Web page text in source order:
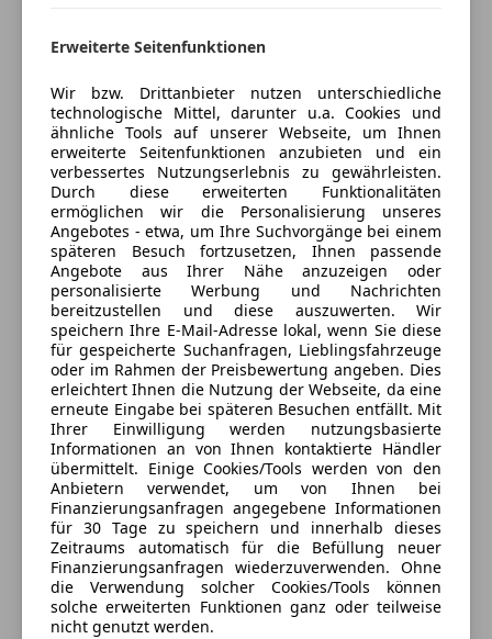
Notrufsystem
Seitenairbag
Servolenkung
Spurhalteassistent
Traktionskontrolle
Verkehrszeichenerkennung
Zentralverriegelung mit Funkfernbedienung
Extras
Alufelgen (17")
Dachreling
Elektronische Parkbremse
Touchscreen
Sternebewertung 5 von 5
5Sterne
(100% Weiterempfehlungen)
Anbieter auf AutoScout24 seit 2011
Ziegeleistrasse 6,
9400 Wolfsberg, AT
Kontakt
Alle Fahrzeuge des Anbieters
Anbieter kontaktieren
Deine Nachricht
Erweiterte Seitenfunktionen
Wir bzw. Drittanbieter nutzen unterschiedliche
technologische Mittel, darunter u.a. Cookies und
ähnliche Tools auf unserer Webseite, um Ihnen
erweiterte Seitenfunktionen anzubieten und ein
verbessertes Nutzungserlebnis zu gewährleisten.
Durch diese erweiterten Funktionalitäten
ermöglichen wir die Personalisierung unseres
Angebotes - etwa, um Ihre Suchvorgänge bei einem
späteren Besuch fortzusetzen, Ihnen passende
Angebote aus Ihrer Nähe anzuzeigen oder
personalisierte Werbung und Nachrichten
bereitzustellen und diese auszuwerten. Wir
speichern Ihre E-Mail-Adresse lokal, wenn Sie diese
für gespeicherte Suchanfragen, Lieblingsfahrzeuge
oder im Rahmen der Preisbewertung angeben. Dies
erleichtert Ihnen die Nutzung der Webseite, da eine
erneute Eingabe bei späteren Besuchen entfällt. Mit
Ihrer Einwilligung werden nutzungsbasierte
Informationen an von Ihnen kontaktierte Händler
übermittelt. Einige Cookies/Tools werden von den
Anbietern verwendet, um von Ihnen bei
Finanzierungsanfragen angegebene Informationen
für 30 Tage zu speichern und innerhalb dieses
Zeitraums automatisch für die Befüllung neuer
Finanzierungsanfragen wiederzuverwenden. Ohne
die Verwendung solcher Cookies/Tools können
solche erweiterten Funktionen ganz oder teilweise
nicht genutzt werden.